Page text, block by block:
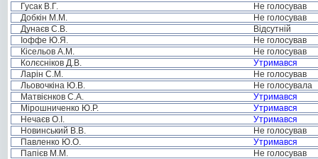
Гусак В.Г.
Не голосував
Добкін М.М.
Не голосував
Дунаєв С.В.
Відсутній
Іоффе Ю.Я.
Не голосував
Кісельов А.М.
Не голосував
Колєсніков Д.В.
Утримався
Ларін С.М.
Не голосував
Льовочкіна Ю.В.
Не голосувала
Матвієнков С.А.
Утримався
Мірошниченко Ю.Р.
Утримався
Нечаєв О.І.
Утримався
Новинський В.В.
Не голосував
Павленко Ю.О.
Утримався
Папієв М.М.
Не голосував